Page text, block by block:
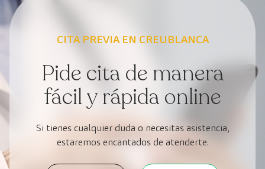
CITA PREVIA EN CREUBLANCA
Pide cita de manera
fácil y rápida online
Si tienes cualquier duda o necesitas asistencia,
estaremos encantados de atenderte.